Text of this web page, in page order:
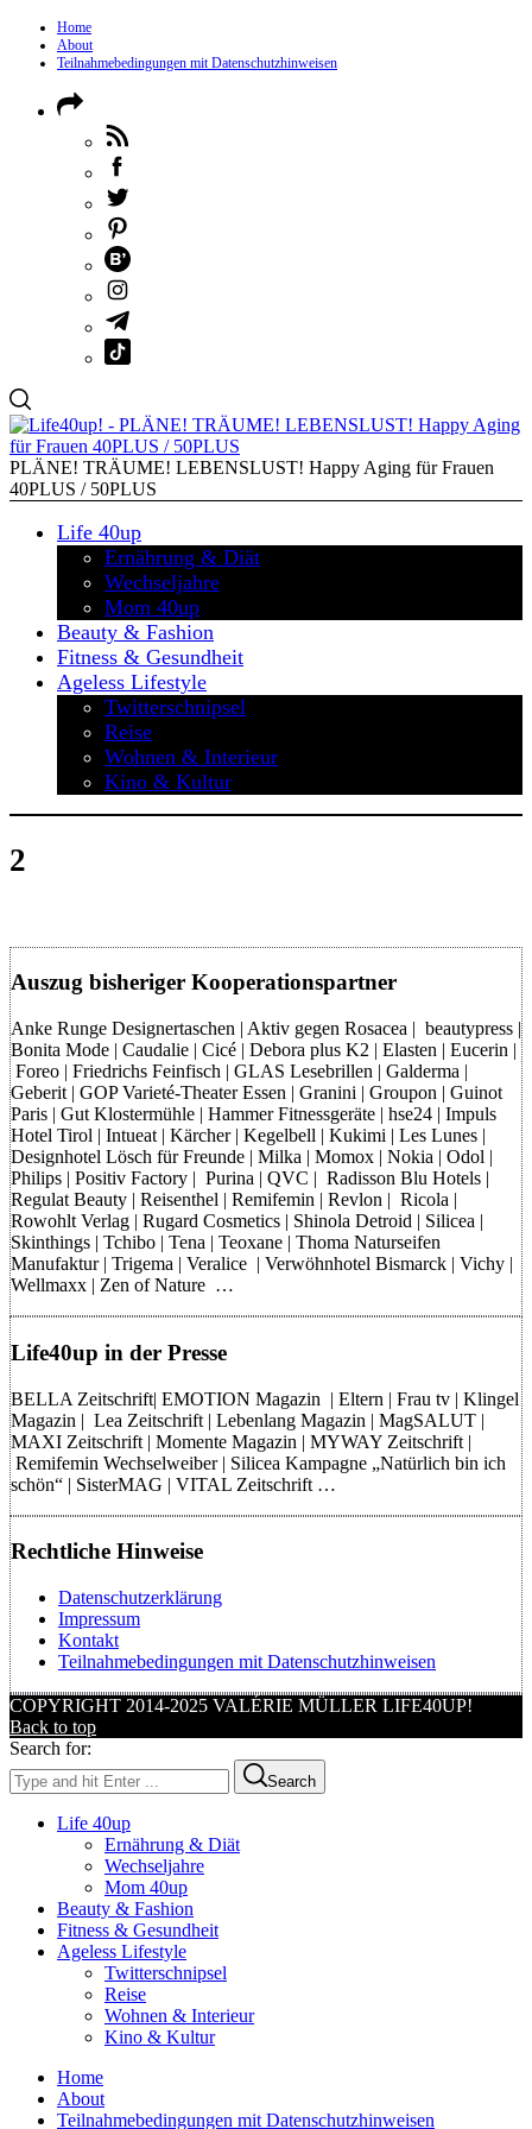
Home
About
Teilnahmebedingungen mit Datenschutzhinweisen
PLÄNE! TRÄUME! LEBENSLUST! Happy Aging für Frauen
40PLUS / 50PLUS
Life 40up
Ernährung & Diät
Wechseljahre
Mom 40up
Beauty & Fashion
Fitness & Gesundheit
Ageless Lifestyle
Twitterschnipsel
Reise
Wohnen & Interieur
Kino & Kultur
2
Auszug bisheriger Kooperationspartner
Anke Runge Designertaschen | Aktiv gegen Rosacea | beautypress |
Bonita Mode | Caudalie | Cicé | Debora plus K2 | Elasten | Eucerin |
Foreo | Friedrichs Feinfisch | GLAS Lesebrillen | Galderma |
Geberit | GOP Varieté-Theater Essen | Granini | Groupon | Guinot
Paris | Gut Klostermühle | Hammer Fitnessgeräte | hse24 | Impuls
Hotel Tirol | Intueat | Kärcher | Kegelbell | Kukimi | Les Lunes |
Designhotel Lösch für Freunde | Milka | Momox | Nokia | Odol |
Philips | Positiv Factory | Purina | QVC | Radisson Blu Hotels |
Regulat Beauty | Reisenthel | Remifemin | Revlon | Ricola |
Rowohlt Verlag | Rugard Cosmetics | Shinola Detroid | Silicea |
Skinthings | Tchibo | Tena | Teoxane | Thoma Naturseifen
Manufaktur | Trigema | Veralice | Verwöhnhotel Bismarck | Vichy |
Wellmaxx | Zen of Nature …
Life40up in der Presse
BELLA Zeitschrift| EMOTION Magazin | Eltern | Frau tv | Klingel
Magazin | Lea Zeitschrift | Lebenlang Magazin | MagSALUT |
MAXI Zeitschrift | Momente Magazin | MYWAY Zeitschrift |
Remifemin Wechselweiber | Silicea Kampagne „Natürlich bin ich
schön“ | SisterMAG | VITAL Zeitschrift …
Rechtliche Hinweise
Datenschutzerklärung
Impressum
Kontakt
Teilnahmebedingungen mit Datenschutzhinweisen
COPYRIGHT 2014-2025 VALÉRIE MÜLLER LIFE40UP!
Back to top
Search for:
Search
Life 40up
Ernährung & Diät
Wechseljahre
Mom 40up
Beauty & Fashion
Fitness & Gesundheit
Ageless Lifestyle
Twitterschnipsel
Reise
Wohnen & Interieur
Kino & Kultur
Home
About
Teilnahmebedingungen mit Datenschutzhinweisen